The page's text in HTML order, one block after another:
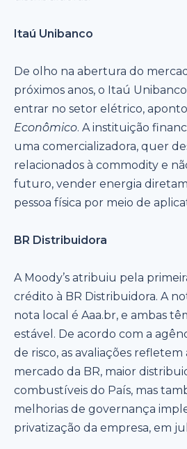
Itaú Unibanco
De olho na abertura do
próximos anos, o Itaú
entrar no setor elétrico,
Econômico. A instituição
uma comercializadora, quer
relacionados à commodity e
futuro, vender energia
pessoa física por meio de
BR Distribuidora
A Moody’s atribuiu pela
crédito à BR Distribuidora. A
nota local é Aaa.br, e ambas
estável. De acordo com a
de risco, as avaliações refletem
mercado da BR, maior
combustíveis do País, mas
melhorias de governança
privatização da empresa, em